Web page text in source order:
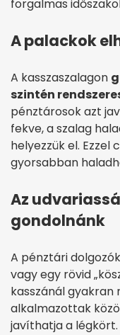
forgalmas
A palackok
A kasszaszalagon
szintén
pénztárosok azt
fekve, a szalag
helyezzük el. Ezzel
gyorsabban
Az
gondolnánk
A pénztári
vagy egy rövid
kasszánál gyakran
alkalmazottak
javíthatja a légkört.